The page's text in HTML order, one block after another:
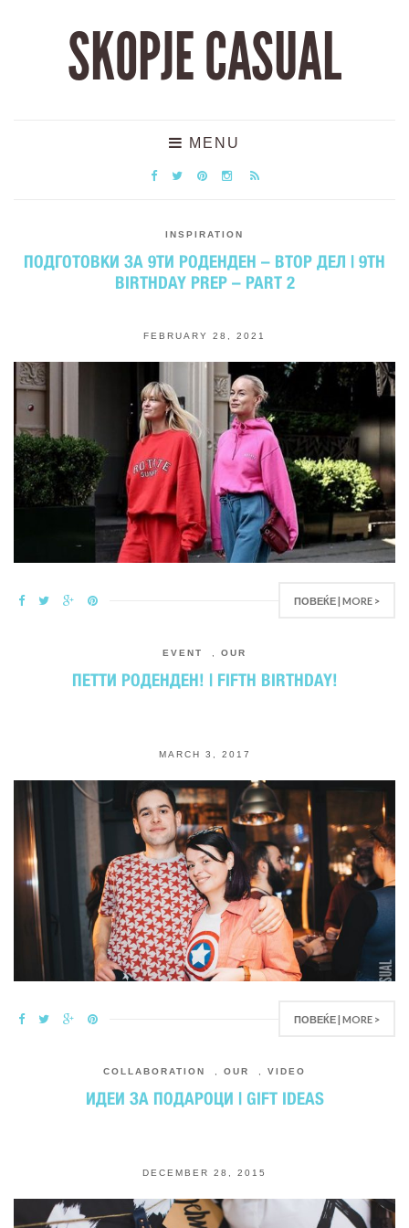
SKOPJE CASUAL
MENU
INSPIRATION
ПОДГОТОВКИ ЗА 9ТИ РОДЕНДЕН – ВТОР ДЕЛ | 9TH
BIRTHDAY PREP – PART 2
FEBRUARY 28, 2021
ПОВЕЌЕ | MORE >
EVENT OUR
ПЕТТИ РОДЕНДЕН! | FIFTH BIRTHDAY!
MARCH 3, 2017
ПОВЕЌЕ | MORE >
COLLABORATION OUR VIDEO
ИДЕИ ЗА ПОДАРОЦИ | GIFT IDEAS
DECEMBER 28, 2015